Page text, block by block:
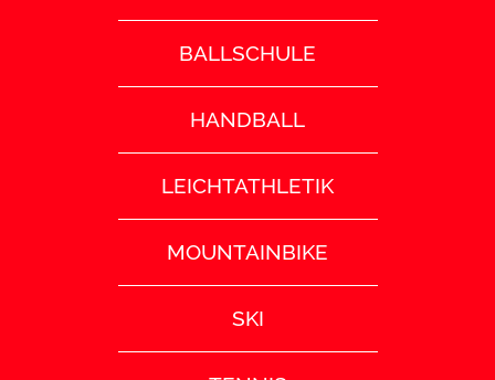
BALLSCHULE
HANDBALL
LEICHTATHLETIK
MOUNTAINBIKE
SKI